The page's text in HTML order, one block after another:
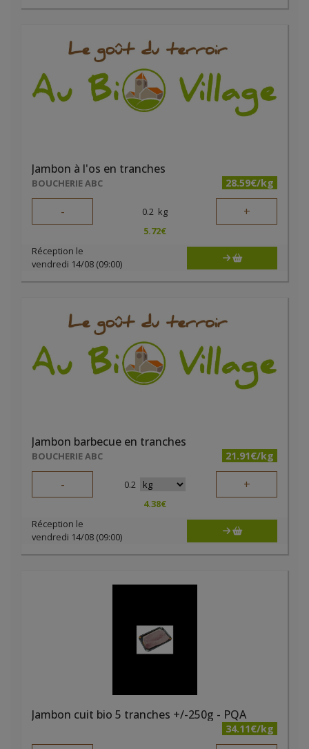
Jambon à l'os en tranches
BOUCHERIE ABC 28.59€/kg
- 0.2 kg +
5.72€
Réception le
vendredi 14/08 (09:00)
Jambon barbecue en tranches
BOUCHERIE ABC 21.91€/kg
- 0.2 +
4.38€
Réception le
vendredi 14/08 (09:00)
Jambon cuit bio 5 tranches +/-250g - PQA
34.11€/kg